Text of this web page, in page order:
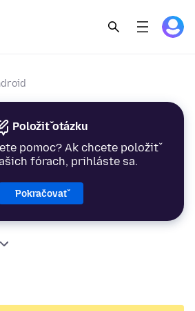
Položiť otázku
pomoc? Ak chcete položiť
fórach, prihláste sa.
Pokračovať